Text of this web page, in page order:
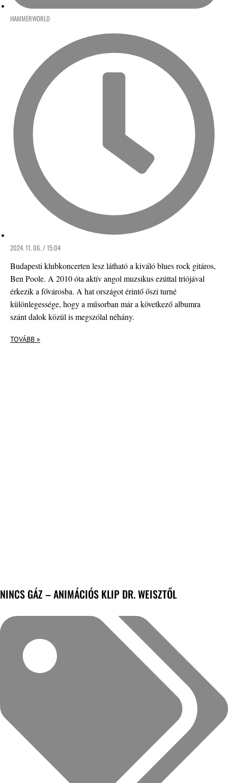
HAMMERWORLD
2024. 11. 06. / 15:04
Budapesti klubkoncerten lesz látható a kiváló blues rock gitáros,
Ben Poole. A 2010 óta aktív angol muzsikus ezúttal triójával
érkezik a fővárosba. A hat országot érintő őszi turné
különlegessége, hogy a műsorban már a következő albumra
szánt dalok közül is megszólal néhány.
TOVÁBB »
NINCS GÁZ – ANIMÁCIÓS KLIP DR. WEISZTŐL